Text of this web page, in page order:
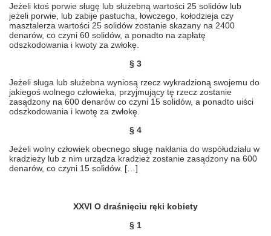
Jeżeli ktoś porwie sługę lub służebną wartości 25 solidów lub
jeżeli porwie, lub zabije pastucha, łowczego, kołodzieja czy
masztalerza wartości 25 solidów zostanie skazany na 2400
denarów, co czyni 60 solidów, a ponadto na zapłatę
odszkodowania i kwoty za zwłokę.
§ 3
Jeżeli sługa lub służebna wyniosą rzecz wykradzioną swojemu do
jakiegoś wolnego człowieka, przyjmujący tę rzecz zostanie
zasądzony na 600 denarów co czyni 15 solidów, a ponadto uiści
odszkodowania i kwotę za zwłokę.
§ 4
Jeżeli wolny człowiek obecnego sługę nakłania do współudziału w
kradzieży lub z nim urządza kradzież zostanie zasądzony na 600
denarów, co czyni 15 solidów. […]
XXVI O draśnięciu ręki kobiety
§ 1